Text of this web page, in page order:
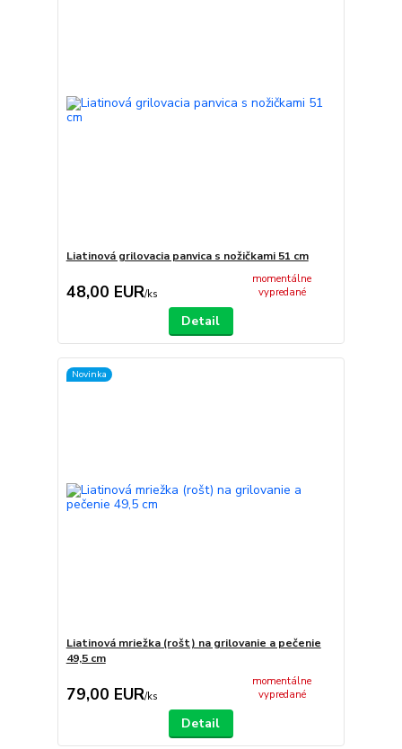
Liatinová grilovacia panvica s nožičkami 51 cm
48,00 EUR/ks
momentálne
vypredané
Detail
Novinka
Liatinová mriežka (rošt) na grilovanie a pečenie
49,5 cm
79,00 EUR/ks
momentálne
vypredané
Detail